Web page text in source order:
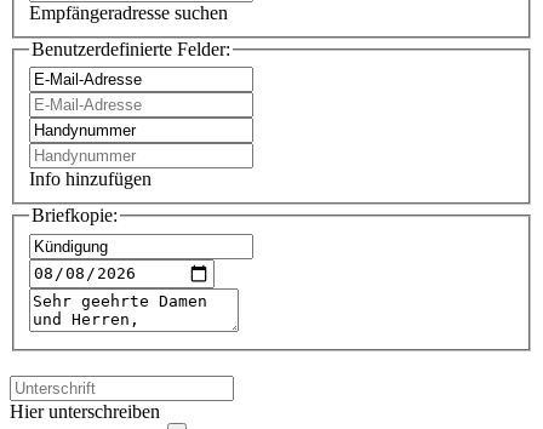
Empfängeradresse suchen
Benutzerdefinierte Felder:
Info hinzufügen
Briefkopie:
Hier unterschreiben